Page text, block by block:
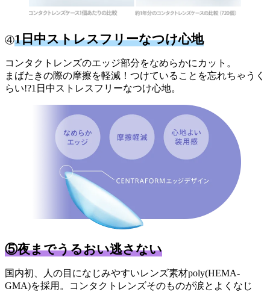
④1日中ストレスフリーなつけ心地
コンタクトレンズのエッジ部分をなめらかにカット。
まばたきの際の摩擦を軽減！つけていることを忘れちゃうく
らい!?1日中ストレスフリーなつけ心地。
⑤夜までうるおい逃さない
国内初、人の目になじみやすいレンズ素材poly(HEMA-
GMA)を採用。コンタクトレンズそのものが涙とよくなじ